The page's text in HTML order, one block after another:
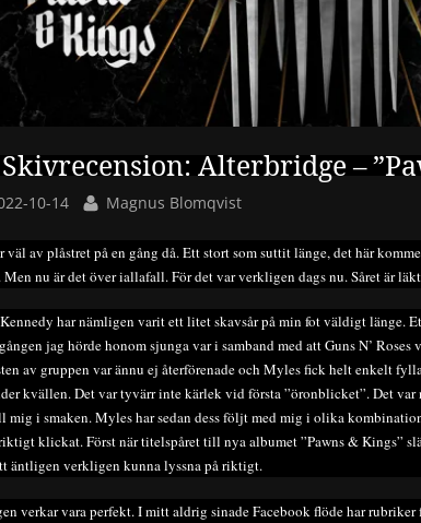
Alterbridge –
10-14 By
Magnus Blomqvist
väl av plåstret på en gång då. Ett stort som suttit länge, det här
Men nu är det över iallafall. För det var verkligen dags nu. Såret är
har nämligen varit ett litet skavsår på min fot väldigt länge.
jag hörde honom sjunga var i samband med att Guns N’
av gruppen var ännu ej återförenade och Myles fick helt enkelt
kvällen. Det var tyvärr inte kärlek vid första ”öronblicket”. Det var
mig i smaken. Myles har sedan dess följt med mig i olika
klickat. Först när titelspåret till nya albumet ”Pawns & Kings”
äntligen verkligen kunna lyssna på riktigt.
verkar vara perfekt. I mitt aldrig sinade Facebook flöde har